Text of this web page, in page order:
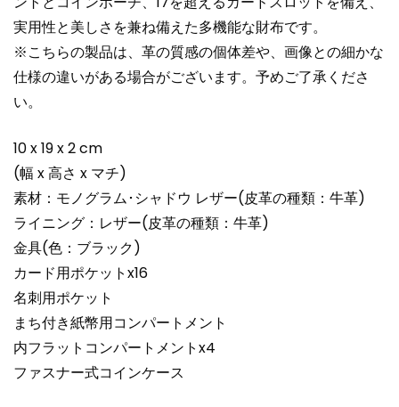
実用性と美しさを兼ね備えた多機能な財布です。
※こちらの製品は、革の質感の個体差や、画像との細かな
仕様の違いがある場合がございます。予めご了承くださ
い。
10 x 19 x 2 cm
(幅 x 高さ x マチ)
素材：モノグラム･シャドウ レザー(皮革の種類：牛革)
ライニング：レザー(皮革の種類：牛革)
金具(色：ブラック)
カード用ポケットx16
名刺用ポケット
まち付き紙幣用コンパートメント
内フラットコンパートメントx4
ファスナー式コインケース